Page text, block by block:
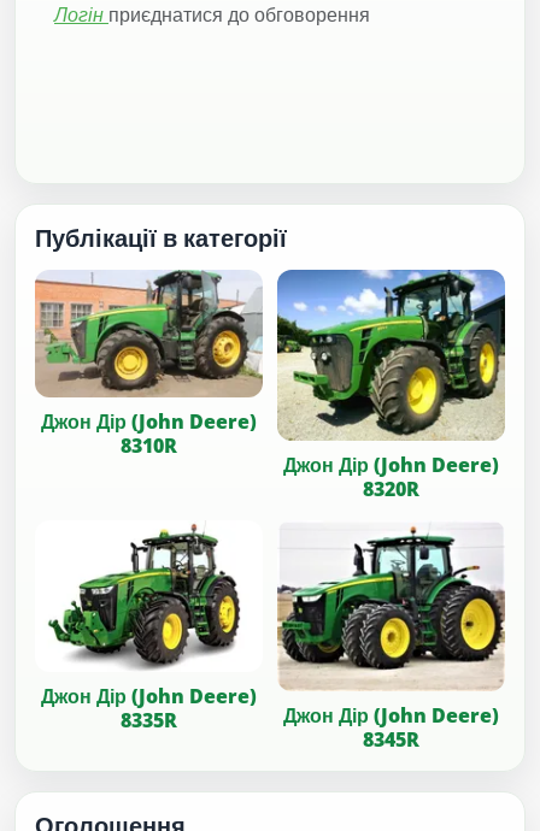
Логін приєднатися до обговорення
Публікації в категорії
Джон Дір (John Deere)
8310R
Джон Дір (John Deere)
8320R
Джон Дір (John Deere)
8335R
Джон Дір (John Deere)
8345R